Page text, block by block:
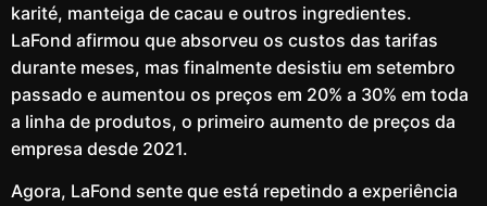
karité, manteiga de cacau e outros ingredientes.
LaFond afirmou que absorveu os custos das tarifas
durante meses, mas finalmente desistiu em setembro
passado e aumentou os preços em 20% a 30% em toda
a linha de produtos, o primeiro aumento de preços da
empresa desde 2021.
Agora, LaFond sente que está repetindo a experiência